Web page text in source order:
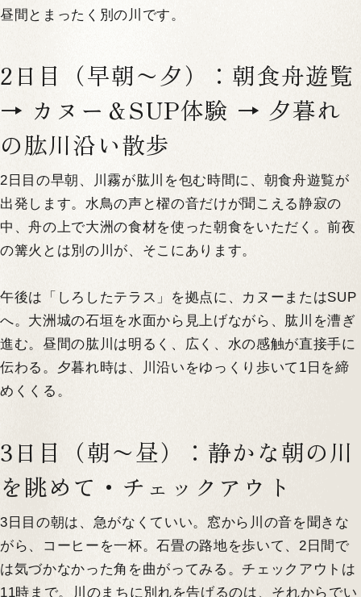
昼間とまったく別の川です。
2日目（早朝〜夕）：朝食舟遊覧
→ カヌー＆SUP体験 → 夕暮れ
の肱川沿い散歩
2日目の早朝、川霧が肱川を包む時間に、朝食舟遊覧が
出発します。水鳥の声と櫂の音だけが聞こえる静寂の
中、舟の上で大洲の食材を使った朝食をいただく。前夜
の篝火とは別の川が、そこにあります。
午後は「しろしたテラス」を拠点に、カヌーまたはSUP
へ。大洲城の石垣を水面から見上げながら、肱川を漕ぎ
進む。昼間の肱川は明るく、広く、水の感触が直接手に
伝わる。夕暮れ時は、川沿いをゆっくり歩いて1日を締
めくくる。
3日目（朝〜昼）：静かな朝の川
を眺めて・チェックアウト
3日目の朝は、急がなくていい。窓から川の音を聞きな
がら、コーヒーを一杯。石畳の路地を歩いて、2日間で
は気づかなかった角を曲がってみる。チェックアウトは
11時まで。川のまちに別れを告げるのは、それからでい